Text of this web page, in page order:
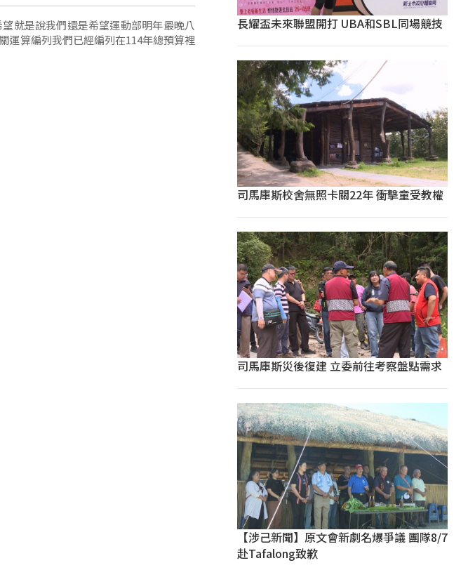
就是說我們還是希望運動部明年最晚八
運算編列我們已經編列在114年總預算裡
長耀盃未來聯盟開打 UBA和SBL同場競技
司馬庫斯校舍無照卡關22年 衝擊童受教權
司馬庫斯災後復建 立委前往考察盤點需求
【涉己新聞】原文會新劇名爆爭議 團隊8/7
赴Tafalong致歉